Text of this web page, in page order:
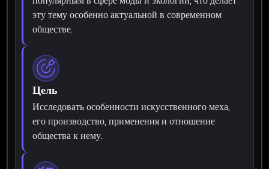
эту тему особенно актуальной в современном
обществе.
Цель
Исследовать особенности искусственного меха,
его производство, применения и отношение
общества к нему.